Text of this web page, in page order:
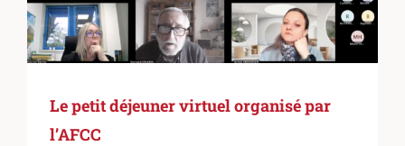
Le petit déjeuner virtuel organisé par
l’AFCC